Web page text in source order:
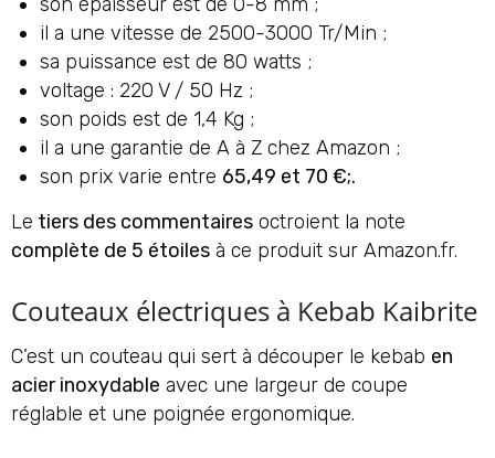
il a une vitesse de 2500-3000 Tr/Min ;
sa puissance est de 80 watts ;
voltage : 220 V / 50 Hz ;
son poids est de 1,4 Kg ;
il a une garantie de A à Z chez Amazon ;
son prix varie entre 65,49 et 70 €;.
Le tiers des commentaires octroient la note
complète de 5 étoiles à ce produit sur Amazon.fr.
Couteaux électriques à Kebab Kaibrite
C’est un couteau qui sert à découper le kebab en
acier inoxydable avec une largeur de coupe
réglable et une poignée ergonomique.